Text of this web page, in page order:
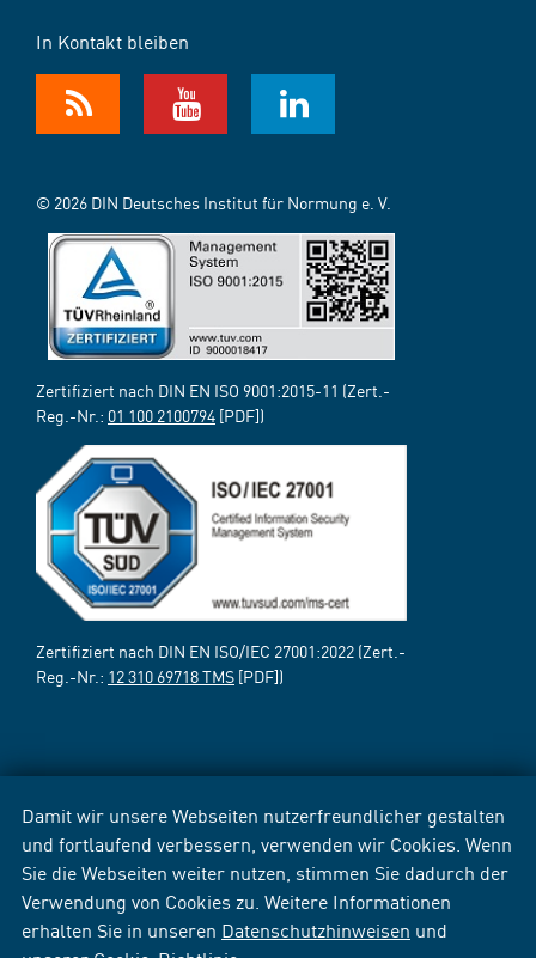
Damit wir unsere Webseiten nutzerfreundlicher gestalten
und fortlaufend verbessern, verwenden wir Cookies. Wenn
Sie die Webseiten weiter nutzen, stimmen Sie dadurch der
Verwendung von Cookies zu. Weitere Informationen
erhalten Sie in unseren Datenschutzhinweisen und
In Kontakt bleiben
© 2026 DIN Deutsches Institut für Normung e. V.
Zertifiziert nach DIN EN ISO 9001:2015-11 (Zert.-
Reg.-Nr.: 01 100 2100794 [PDF])
Zertifiziert nach DIN EN ISO/IEC 27001:2022 (Zert.-
Reg.-Nr.: 12 310 69718 TMS [PDF])